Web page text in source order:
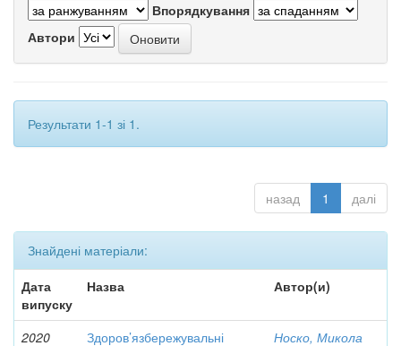
Впорядкування
Автори
Результати 1-1 зі 1.
назад 1 далі
Знайдені матеріали:
Дата
випуску
Назва Автор(и)
2020
Здоров’язбережувальні
Носко, Микола